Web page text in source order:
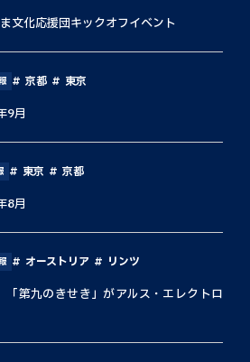
文化応援団キックオフイベント
京都 東京
9月
東京 京都
8月
オーストリア リンツ
「第九のきせき」がアルス・エレクトロ